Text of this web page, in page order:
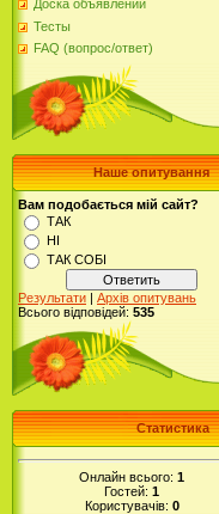
Доска объявлений
Тесты
FAQ (вопрос/ответ)
Наше опитування
Вам подобається мій сайт?
ТАК
НІ
ТАК СОБІ
Результати | Архів опитувань
Всього відповідей: 535
Статистика
Онлайн всього: 1
Гостей: 1
Користувачів: 0